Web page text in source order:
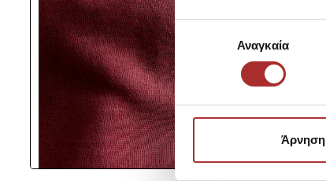
Επιλογή
συγκατάθεσηςΑναγκαία
Άρνηση